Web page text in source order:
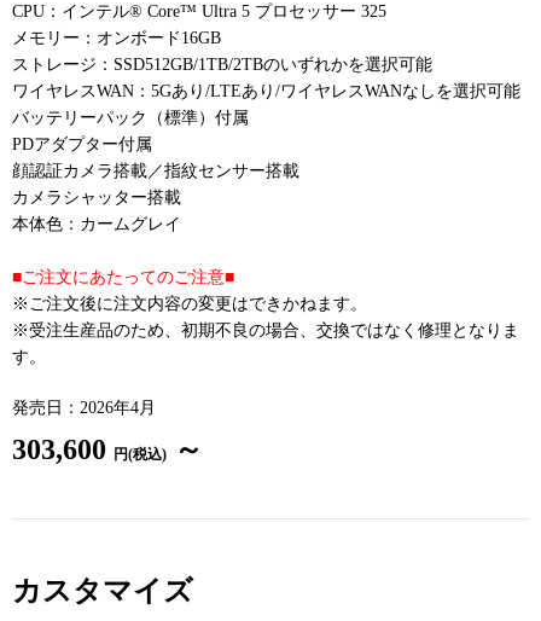
CPU：インテル® Core™ Ultra 5 プロセッサー 325
メモリー：オンボード16GB
ストレージ：SSD512GB/1TB/2TBのいずれかを選択可能
ワイヤレスWAN：5Gあり/LTEあり/ワイヤレスWANなしを選択可能
バッテリーパック（標準）付属
PDアダプター付属
顔認証カメラ搭載／指紋センサー搭載
カメラシャッター搭載
本体色：カームグレイ
■ご注文にあたってのご注意■
※ご注文後に注文内容の変更はできかねます。
※受注生産品のため、初期不良の場合、交換ではなく修理となりま
す。
発売日：2026年4月
303,600 円(税込) ～
カスタマイズ